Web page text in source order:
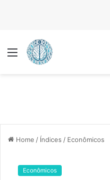
Menu
Home / Índices / Econômicos
Econômicos